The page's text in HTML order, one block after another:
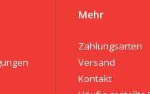
Mehr
Zahlungsarten
Versand
Kontakt